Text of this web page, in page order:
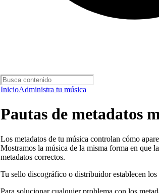
InicioAdministra tu música
Pautas de metadatos
Los metadatos de tu música controlan cómo
Mostramos la música de la misma forma en que
metadatos correctos.
Tu sello discográfico o distribuidor establecen los
Para solucionar cualquier problema con los